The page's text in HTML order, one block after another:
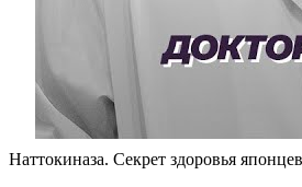
Наттокиназа. Секрет здоровья